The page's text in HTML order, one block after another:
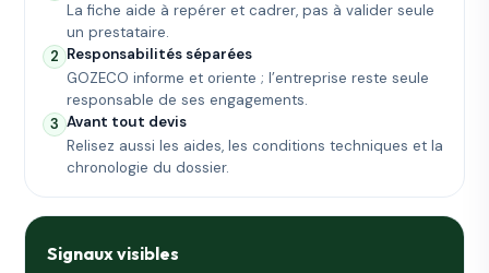
La fiche aide à repérer et cadrer, pas à valider seule
un prestataire.
2 Responsabilités séparées
GOZECO informe et oriente ; l’entreprise reste seule
responsable de ses engagements.
3 Avant tout devis
Relisez aussi les aides, les conditions techniques et la
chronologie du dossier.
Signaux visibles